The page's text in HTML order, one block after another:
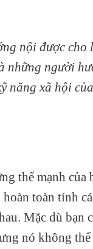
nội được
những người
năng xã hội
thế mạnh
toàn tính
Mặc dù
nó không